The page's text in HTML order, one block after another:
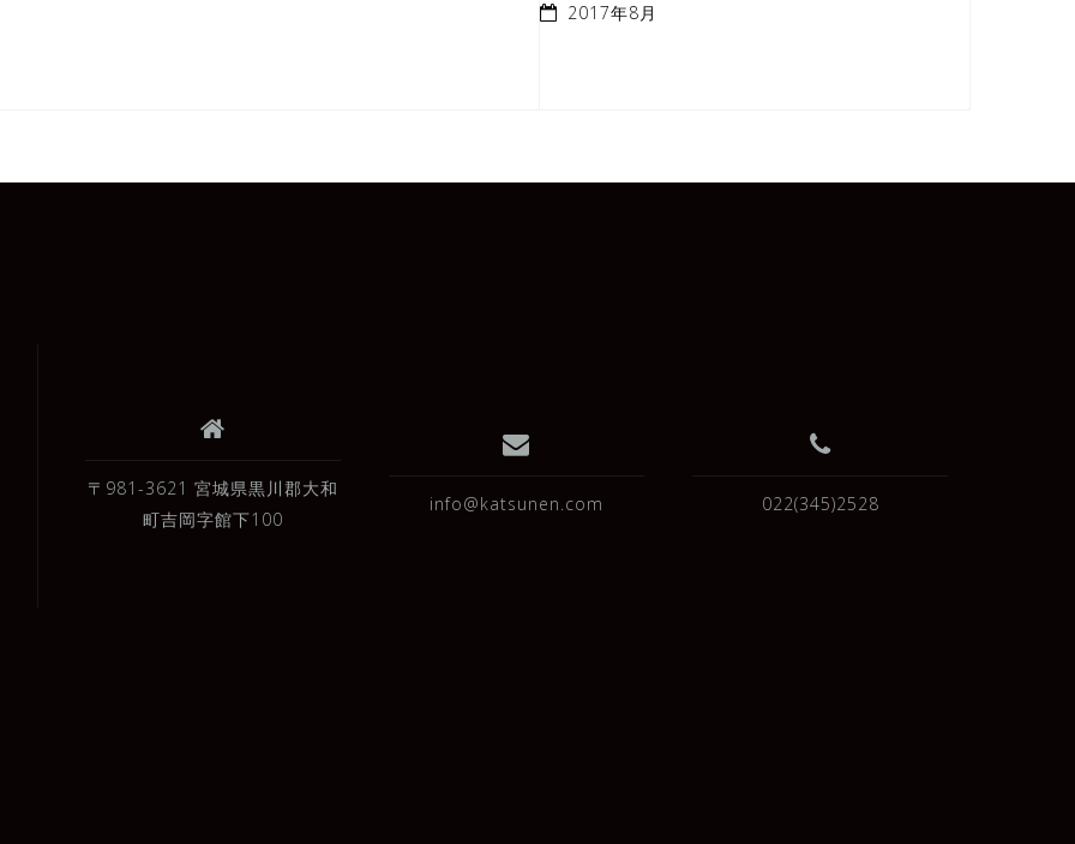
2017年8月
〒981-3621 宮城県黒川郡大和
町吉岡字館下100
info@katsunen.com 022(345)2528